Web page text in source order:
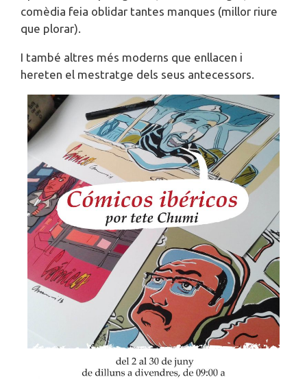
comèdia feia oblidar tantes manques (millor riure
que plorar).
I també altres més moderns que enllacen i
hereten el mestratge dels seus antecessors.